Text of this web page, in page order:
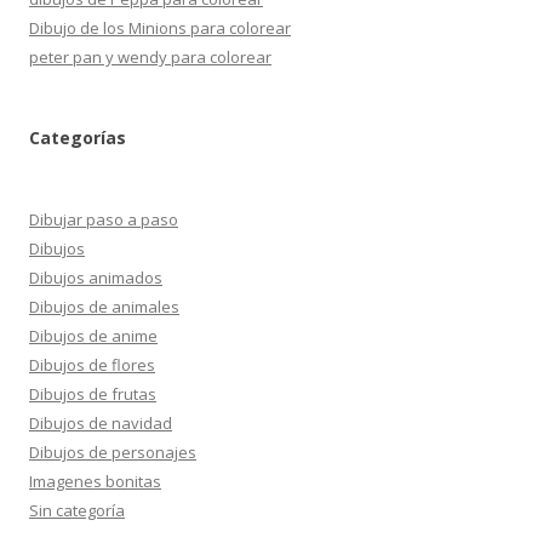
Dibujo de los Minions para colorear
peter pan y wendy para colorear
Categorías
Dibujar paso a paso
Dibujos
Dibujos animados
Dibujos de animales
Dibujos de anime
Dibujos de flores
Dibujos de frutas
Dibujos de navidad
Dibujos de personajes
Imagenes bonitas
Sin categoría